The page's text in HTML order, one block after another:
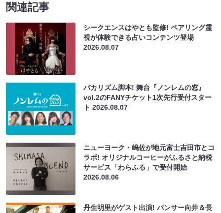
関連記事
シークエンスはやとも監修! ペアリング霊
視が体験できる占いコンテンツ登場
2026.08.07
バカリズム脚本! 舞台『ノンレムの窓』
vol.2のFANYチケット1次先行受付スター
ト2026.08.07
ニューヨーク・嶋佐が地元富士吉田市とコ
ラボ! オリジナルコーヒーがふるさと納税
サービス「わらふる」で受付開始
2026.08.06
丹生明里がゲスト出演! パンサー向井＆長